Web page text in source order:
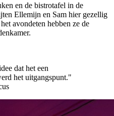
en de bistrotafel in de
Ellemijn en Sam hier gezellig
avondeten hebben ze de
dat het een
het uitgangspunt."